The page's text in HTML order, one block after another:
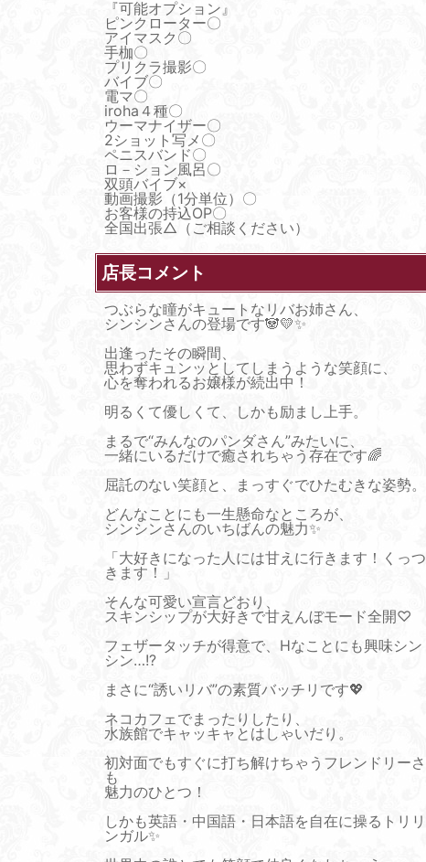
『可能オプション』
ピンクローター〇
アイマスク〇
手枷〇
プリクラ撮影〇
バイブ〇
電マ〇
iroha４種〇
ウーマナイザー〇
2ショット写メ〇
ペニスバンド〇
ロ－ション風呂〇
双頭バイブ×
動画撮影（1分単位）〇
お客様の持込OP〇
全国出張△（ご相談ください）
店長コメント
つぶらな瞳がキュートなリバお姉さん、
シンシンさんの登場です🐼💛✨
出逢ったその瞬間、
思わずキュンッとしてしまうような笑顔に、
心を奪われるお嬢様が続出中！
明るくて優しくて、しかも励まし上手。
まるで“みんなのパンダさん”みたいに、
一緒にいるだけで癒されちゃう存在です🌈
屈託のない笑顔と、まっすぐでひたむきな姿勢。
どんなことにも一生懸命なところが、
シンシンさんのいちばんの魅力✨
「大好きになった人には甘えに行きます！くっつ
きます！」
そんな可愛い宣言どおり、
スキンシップが大好きで甘えんぼモード全開♡
フェザータッチが得意で、Hなことにも興味シン
シン…!?
まさに“誘いリバ”の素質バッチリです💖
ネコカフェでまったりしたり、
水族館でキャッキャとはしゃいだり。
初対面でもすぐに打ち解けちゃうフレンドリーさ
も
魅力のひとつ！
しかも英語・中国語・日本語を自在に操るトリリ
ンガル✨